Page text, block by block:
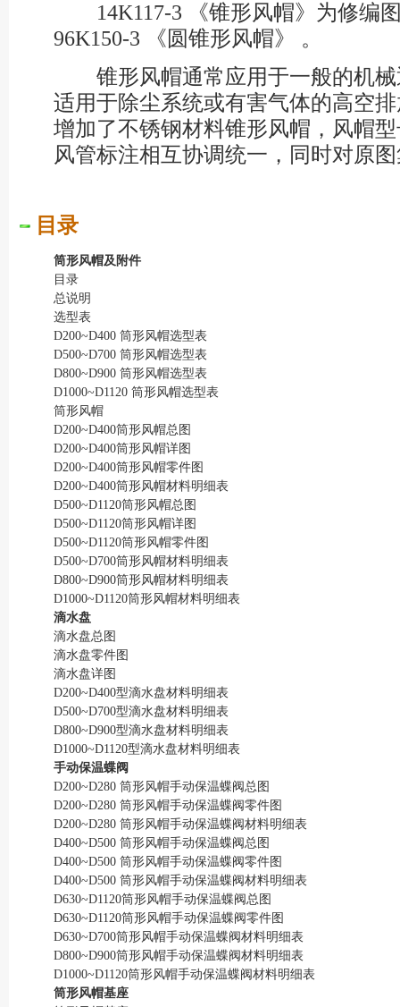
14K117-3 《锥形风帽》为修编
96K150-3 《圆锥形风帽》 。
锥形风帽通常应用于一般的机械
适用于除尘系统或有害气体的高空
增加了不锈钢材料锥形风帽，风帽
风管标注相互协调统一，同时对原
目录
筒形风帽及附件
目录
总说明
选型表
D200~D400 筒形风帽选型表
D500~D700 筒形风帽选型表
D800~D900 筒形风帽选型表
D1000~D1120 筒形风帽选型表
筒形风帽
D200~D400筒形风帽总图
D200~D400筒形风帽详图
D200~D400筒形风帽零件图
D200~D400筒形风帽材料明细表
D500~D1120筒形风帽总图
D500~D1120筒形风帽详图
D500~D1120筒形风帽零件图
D500~D700筒形风帽材料明细表
D800~D900筒形风帽材料明细表
D1000~D1120筒形风帽材料明细表
滴水盘
滴水盘总图
滴水盘零件图
滴水盘详图
D200~D400型滴水盘材料明细表
D500~D700型滴水盘材料明细表
D800~D900型滴水盘材料明细表
D1000~D1120型滴水盘材料明细表
手动保温蝶阀
D200~D280 筒形风帽手动保温蝶阀总图
D200~D280 筒形风帽手动保温蝶阀零件图
D200~D280 筒形风帽手动保温蝶阀材料明细表
D400~D500 筒形风帽手动保温蝶阀总图
D400~D500 筒形风帽手动保温蝶阀零件图
D400~D500 筒形风帽手动保温蝶阀材料明细表
D630~D1120筒形风帽手动保温蝶阀总图
D630~D1120筒形风帽手动保温蝶阀零件图
D630~D700筒形风帽手动保温蝶阀材料明细表
D800~D900筒形风帽手动保温蝶阀材料明细表
D1000~D1120筒形风帽手动保温蝶阀材料明细表
筒形风帽基座